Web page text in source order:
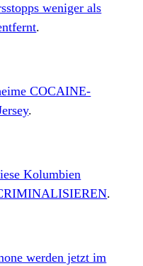
weniger als
.
COCAINE-
.
Kolumbien
.
werden jetzt im